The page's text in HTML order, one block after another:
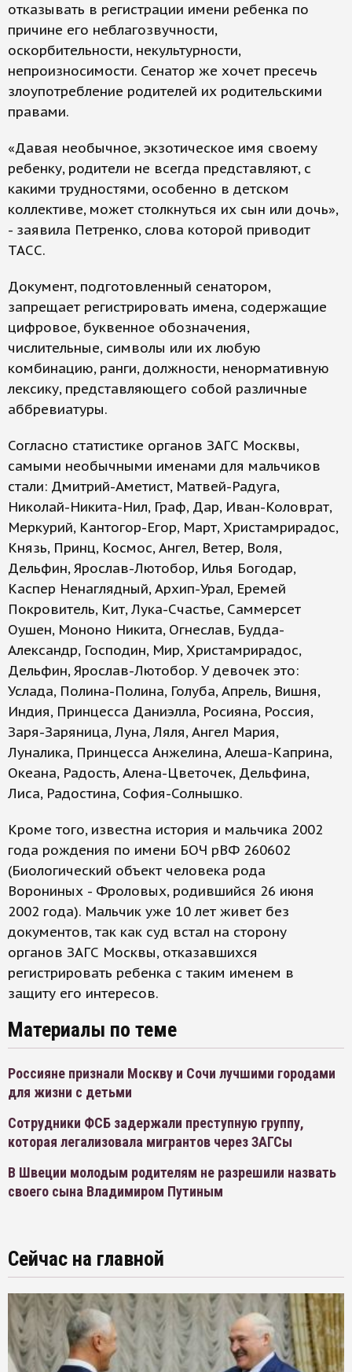
отказывать в регистрации имени ребенка по
причине его неблагозвучности,
оскорбительности, некультурности,
непроизносимости. Сенатор же хочет пресечь
злоупотребление родителей их родительскими
правами.
«Давая необычное, экзотическое имя своему
ребенку, родители не всегда представляют, с
какими трудностями, особенно в детском
коллективе, может столкнуться их сын или дочь»,
- заявила Петренко, слова которой приводит
ТАСС.
Документ, подготовленный сенатором,
запрещает регистрировать имена, содержащие
цифровое, буквенное обозначения,
числительные, символы или их любую
комбинацию, ранги, должности, ненормативную
лексику, представляющего собой различные
аббревиатуры.
Согласно статистике органов ЗАГС Москвы,
самыми необычными именами для мальчиков
стали: Дмитрий-Аметист, Матвей-Радуга,
Николай-Никита-Нил, Граф, Дар, Иван-Коловрат,
Меркурий, Кантогор-Егор, Март, Христамрирадос,
Князь, Принц, Космос, Ангел, Ветер, Воля,
Дельфин, Ярослав-Лютобор, Илья Богодар,
Каспер Ненаглядный, Архип-Урал, Еремей
Покровитель, Кит, Лука-Счастье, Саммерсет
Оушен, Мононо Никита, Огнеслав, Будда-
Александр, Господин, Мир, Христамрирадос,
Дельфин, Ярослав-Лютобор. У девочек это:
Услада, Полина-Полина, Голуба, Апрель, Вишня,
Индия, Принцесса Даниэлла, Росияна, Россия,
Заря-Заряница, Луна, Ляля, Ангел Мария,
Луналика, Принцесса Анжелина, Алеша-Каприна,
Океана, Радость, Алена-Цветочек, Дельфина,
Лиса, Радостина, София-Солнышко.
Кроме того, известна история и мальчика 2002
года рождения по имени БОЧ рВФ 260602
(Биологический объект человека рода
Ворониных - Фроловых, родившийся 26 июня
2002 года). Мальчик уже 10 лет живет без
документов, так как суд встал на сторону
органов ЗАГС Москвы, отказавшихся
регистрировать ребенка с таким именем в
защиту его интересов.
Материалы по теме
Россияне признали Москву и Сочи лучшими городами
для жизни с детьми
Сотрудники ФСБ задержали преступную группу,
которая легализовала мигрантов через ЗАГСы
В Швеции молодым родителям не разрешили назвать
своего сына Владимиром Путиным
Сейчас на главной